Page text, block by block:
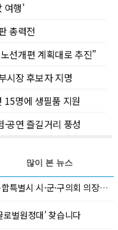
여행’
총력전
선개편 계획대로 추진”
시장 후보자 지명
15명에 생필품 지원
공연 즐길거리 풍성
군·구의회 의장협의회 부회장 선출
벌원정대’ 찾습니다
많이 본 뉴스